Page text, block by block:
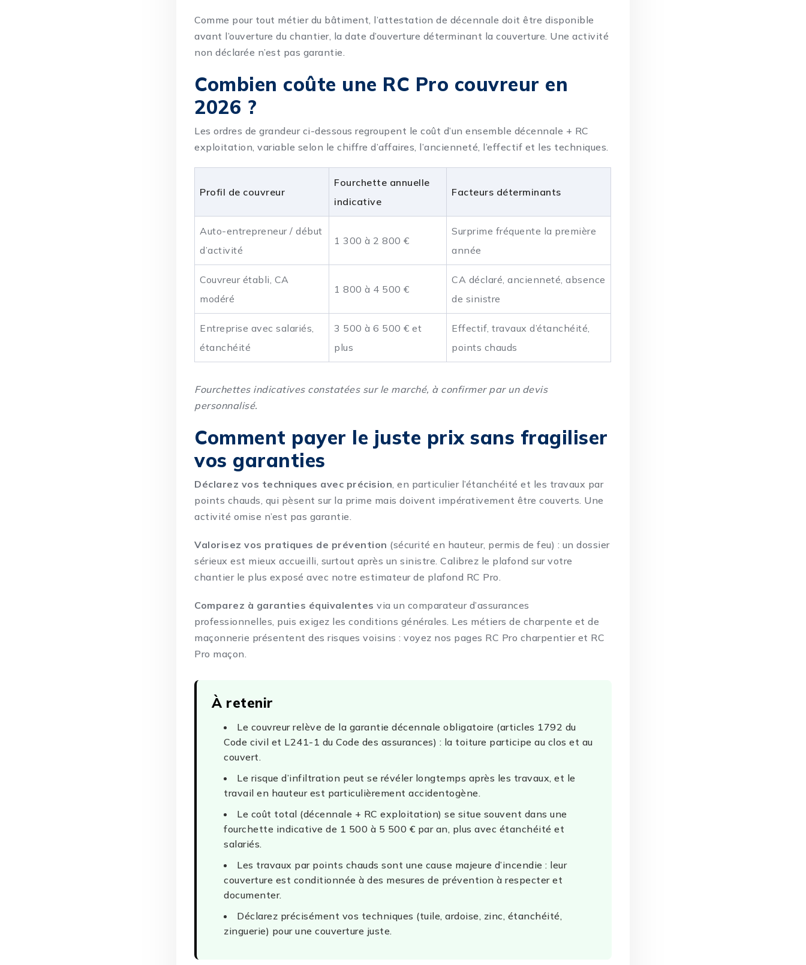
Comme pour tout métier du bâtiment, l’attestation de décennale doit être disponible
avant l’ouverture du chantier, la date d’ouverture déterminant la couverture. Une activité
non déclarée n’est pas garantie.
Combien coûte une RC Pro couvreur en
2026 ?
Les ordres de grandeur ci-dessous regroupent le coût d’un ensemble décennale + RC
exploitation, variable selon le chiffre d’affaires, l’ancienneté, l’effectif et les techniques.
Profil de couvreur
Fourchette annuelle
indicative
Facteurs déterminants
Auto-entrepreneur / début
d’activité
1 300 à 2 800 €
Surprime fréquente la première
année
Couvreur établi, CA
modéré
1 800 à 4 500 €
CA déclaré, ancienneté, absence
de sinistre
Entreprise avec salariés,
étanchéité
3 500 à 6 500 € et
plus
Effectif, travaux d’étanchéité,
points chauds
Fourchettes indicatives constatées sur le marché, à confirmer par un devis
personnalisé.
Comment payer le juste prix sans fragiliser
vos garanties
Déclarez vos techniques avec précision, en particulier l’étanchéité et les travaux par
points chauds, qui pèsent sur la prime mais doivent impérativement être couverts. Une
activité omise n’est pas garantie.
Valorisez vos pratiques de prévention (sécurité en hauteur, permis de feu) : un dossier
sérieux est mieux accueilli, surtout après un sinistre. Calibrez le plafond sur votre
chantier le plus exposé avec notre estimateur de plafond RC Pro.
Comparez à garanties équivalentes via un comparateur d’assurances
professionnelles, puis exigez les conditions générales. Les métiers de charpente et de
maçonnerie présentent des risques voisins : voyez nos pages RC Pro charpentieret RC
Pro maçon.
À retenir
Le couvreur relève de la garantie décennale obligatoire (articles 1792 du
Code civil et L241-1 du Code des assurances) : la toiture participe au clos et au
couvert.
Le risque d’infiltration peut se révéler longtemps après les travaux, et le
travail en hauteur est particulièrement accidentogène.
Le coût total (décennale + RC exploitation) se situe souvent dans une
fourchette indicative de 1 500 à 5 500 € par an, plus avec étanchéité et
salariés.
Les travaux par points chauds sont une cause majeure d’incendie : leur
couverture est conditionnée à des mesures de prévention à respecter et
documenter.
Déclarez précisément vos techniques (tuile, ardoise, zinc, étanchéité,
zinguerie) pour une couverture juste.